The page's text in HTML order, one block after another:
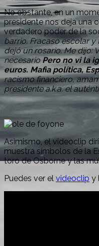
No obstante, en un
presidente nos deja una
verdadero poder de la
barrio. Fracaso escolar
dejó un rosario. Me dijo:
necesarioPero no vi la
euros. Mafia política,
racismo financiero,
presidente a.k.a. el
Asimismo, el videoclip
muestra símbolos de la
toro de Osborne y las
Puedes ver el videoclip y